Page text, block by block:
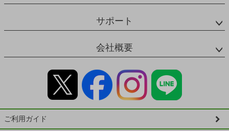
サポート
会社概要
ご利用ガイド